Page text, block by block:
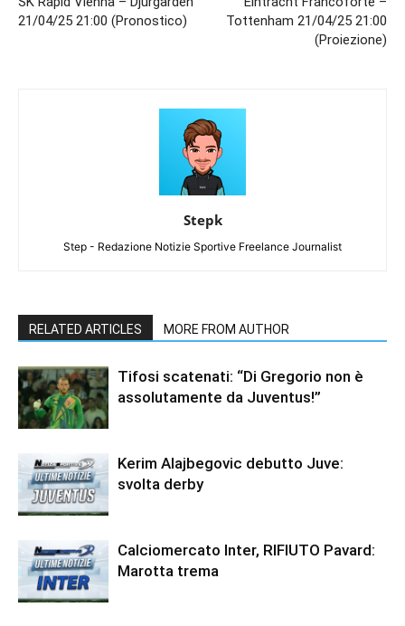
21/04/25 21:00 (Pronostico)
Tottenham 21/04/25 21:00
(Proiezione)
Stepk
Step - Redazione Notizie Sportive Freelance Journalist
RELATED ARTICLES MORE FROM AUTHOR
Tifosi scatenati: “Di Gregorio non è
assolutamente da Juventus!”
Kerim Alajbegovic debutto Juve:
svolta derby
Calciomercato Inter, RIFIUTO Pavard:
Marotta trema